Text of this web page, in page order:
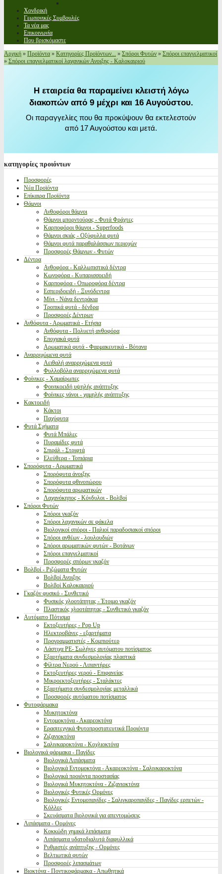
Χονδρική
Γεωπονικές Συμβουλές
Τα νέα μας
Επικοινωνία
Που βρισκόμαστε
Αρχική » Προϊόντα » Κατηγορίες Προϊόντων... » Σπόροι Φυτών » Σπόροι επαγγελματικοί
» Σπόροι επαγγελματικοί λαχανικών Ανοιξης - Καλοκαιριού
Η εταιρεία θα παραμείνει κλειστή λόγω
διακοπών από 9 μέχρι και 16 Αυγούστου.
Οι παραγγελίες που θα προκύψουν θα εκτελεστούν
από 17 Αυγούστου και μετά.
κατηγορίες προιόντων
Προσφορές
Νέα Προϊόντα
Επίκαιρα Προϊόντα
Θάμνοι
Ανθοφόροι θάμνοι
Θάμνοι μπορντούρας - Φυτά Φράχτες
Καρποφόροι θάμνοι - Superfoods
Θάμνοι σκιάς - Οξύφυλλα φυτά
Θάμνοι φυτά παραθαλάσσιων περιοχών
Προσφορές Θάμνων - Φυτών
Δέντρα
Ανθοφόρα - Καλλωπιστικά δέντρα
Κωνοφόρα - Κυπαρισσοειδή
Καρποφόρα - Οπωροφόρα δέντρα
Εσπεριδοειδή - Ξυνόδεντρα
Μίνι - Νάνα δεντράκια
Τροπικά φυτά - δένδρα
Προσφορές Δέντρων
Ανθόφυτα - Αρωματικά - Ετήσια
Ανθόφυτα - Πολυετή ανθοφόρα
Εποχιακά φυτά
Αρωματικά φυτά - Φαρμακευτικά - Βότανα
Αναρριχώμενα φυτά
Αειθαλή αναρριχώμενα φυτά
Φυλλοβόλα αναρριχώμενα φυτά
Φοίνικες - Χαμαίρωπες
Φοινικοειδή υψηλής ανάπτυξης
Φοίνικες νάνοι - χαμηλής ανάπτυξης
Κακτοειδή
Κάκτοι
Παχύφυτα
Φυτά Σχήματα
Φυτά Μπάλες
Πυραμίδες φυτά
Σπιράλ - Στριφτά
Ελεύθερα - Τοπιάρια
Σπορόφυτα - Αρωματικά
Σπορόφυτα άνοιξης
Σπορόφυτα φθινοπώρου
Σπορόφυτα αρωματικών
Λαχανόκηπος - Κόνδυλοι - Βολβοί
Σπόροι Φυτών
Σπόροι γκαζόν
Σπόροι λαχανικών σε φάκελα
Βιολογικοί σπόροι - Παλιοί παραδοσιακοί σπόροι
Σπόροι ανθέων - λουλουδιών
Σπόροι αρωματικών φυτών - Βοτάνων
Σπόροι επαγγελματικοί
Προσφορές σπόρων γκαζόν
Βολβοί - Ριζώματα Φυτών
Βολβοί Ανοιξης
Βολβοί Καλοκαιριού
Γκαζόν φυσικό - Συνθετικό
Φυσικός χλοοτάπητας - Έτοιμο γκαζόν
Πλαστικός χλοοτάπητας - Συνθετικό γκαζόν
Αυτόματο Πότισμα
Εκτοξευτήρες - Pop Up
Ηλεκτροβάνες - εξαρτήματα
Προγραμματιστές - Κομπιούτερ
Λάστιχα PE- Σωλήνες αυτόματου ποτίσματος
Εξαρτήματα συνδεσμολογίας πλαστικά
Φίλτρα Νερού - Λιπαντήρες
Εκτοξευτήρες νερού - Επιφανείας
Μικροεκτοξευτήρες - Σταλάκτες
Εξαρτήματα συνδεσμολογίας μεταλλικά
Προσφορές αυτόματου ποτίσματος
Φυτοφάρμακα
Μυκητοκτόνα
Εντομοκτόνα - Ακαρεοκτόνα
Ερασιτεχνικά Φυτοπροστατευτικά Προιόντα
Ζιζανιοκτόνα
Σαλιγκαροκτόνα - Κοχλιοκτόνα
Βιολογικά φάρμακα - Παγίδες
Βιολογικά Λιπάσματα
Βιολογικά Εντομοκτόνα - Ακαρεοκτόνα - Σαλιγκαροκτόνα
Βιολογικά προιόντα προστασίας
Βιολογικά Μυκητοκτόνα - Ζιζανιοκτόνα
Βιολογικές Φυτικές Ορμόνες
Βιολογικές Εντομοπαγίδες - Σαλιγκαροπαγίδες - Παγίδες ερπετών -
Κόλλες
Σκευάσματα βιολογικά για απεντομώσεις
Λιπάσματα - Ορμόνες
Κοκκώδη χημικά λιπάσματα
Λιπάσματα υδατοδιαλυτά διαφυλλικά
Ρυθμιστές ανάπτυξης - Ορμόνες
Βελτιωτικά φυτών
Προσφορές λιπασμάτων
Βιοκτόνα - Ποντικοφάρμακα - Απωθητικά